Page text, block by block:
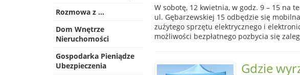
Rozmowa z …
Dom Wnętrze
Nieruchomości
Gospodarka Pieniądze
Ubezpieczenia
W sobotę, 12 kwietnia, w godz. 9 – 15 na
ul. Gębarzewskiej 15 odbędzie się
zużytego sprzętu elektrycznego i
możliwości bezpłatnego pozbycia się
Gdzie